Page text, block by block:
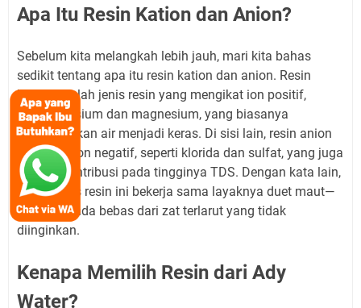
Apa Itu Resin Kation dan Anion?
Sebelum kita melangkah lebih jauh, mari kita bahas
sedikit tentang apa itu resin kation dan anion. Resin
kation adalah jenis resin yang mengikat ion positif,
seperti kalsium dan magnesium, yang biasanya
menyebabkan air menjadi keras. Di sisi lain, resin anion
mengikat ion negatif, seperti klorida dan sulfat, yang juga
bisa berkontribusi pada tingginya TDS. Dengan kata lain,
kedua jenis resin ini bekerja sama layaknya duet maut—
air baku Anda bebas dari zat terlarut yang tidak
diinginkan.
Kenapa Memilih Resin dari Ady
Water?